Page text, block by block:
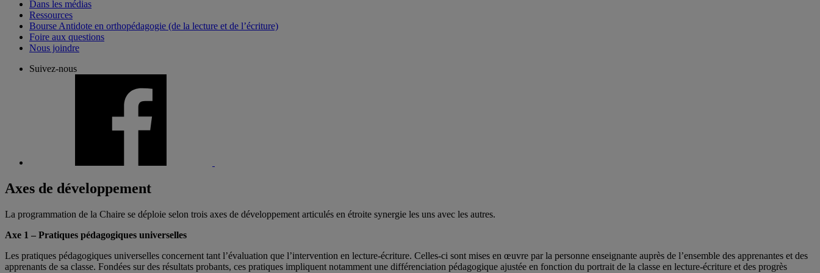
Dans les médias
Ressources
Bourse Antidote en orthopédagogie (de la lecture et de l’écriture)
Foire aux questions
Nous joindre
Suivez-nous
Axes de développement
La programmation de la Chaire se déploie selon trois axes de développement articulés en étroite synergie les uns avec les autres.
Axe 1 – Pratiques pédagogiques universelles
Les pratiques pédagogiques universelles concernent tant l’évaluation que l’intervention en lecture-écriture. Celles-ci sont mises en œuvre par la personne enseignante auprès de l’ensemble des apprenantes et des
apprenants de sa classe. Fondées sur des résultats probants, ces pratiques impliquent notamment une différenciation pédagogique ajustée en fonction du portrait de la classe en lecture-écriture et des progrès